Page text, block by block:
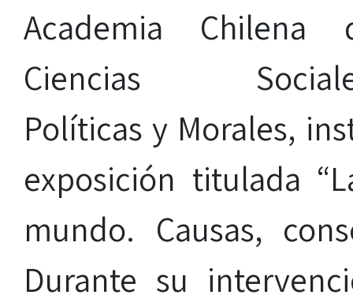
Academia Chilena
Ciencias
Políticas y Morales,
exposición titulada
mundo. Causas,
Durante su